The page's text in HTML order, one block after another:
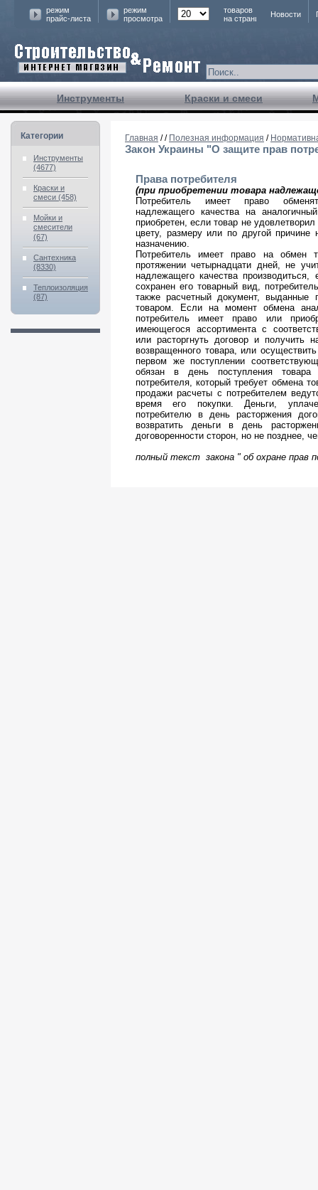
Инструменты Краски и смеси
режим
прайс-листа
режим
просмотра
товаров
на страницу
Новости
Категории
Инструменты
(4677)
Краски и
смеси (458)
Мойки и
смесители
(67)
Сантехника
(8330)
Теплоизоляция
(87)
Главная // Полезная информация /
Закон Украины "О защите прав
Права потребителя
(при приобретении товара
Потребитель имеет право
надлежащего качества на
приобретен, если товар не
цвету, размеру или по другой
назначению.
Потребитель имеет право на обмен
протяжении четырнадцати дней, не
надлежащего качества
сохранен его товарный вид,
также расчетный документ, выданные
товаром. Если на момент обмена
потребитель имеет право или
имеющегося ассортимента с
или расторгнуть договор и получить
возвращенного товара, или
первом же поступлении
обязан в день поступления
потребителя, который требует обмена
продажи расчеты с потребителем
время его покупки. Деньги,
потребителю в день расторжения
возвратить деньги в день
договоренности сторон, но не позднее,
полный текст закона " об охране прав